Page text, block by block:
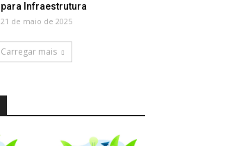
para Infraestrutura
21 de maio de 2025
Carregar mais